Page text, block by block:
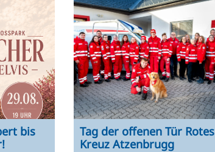
bis
Tag der offenen Tür Rotes
Kreuz Atzenbrugg